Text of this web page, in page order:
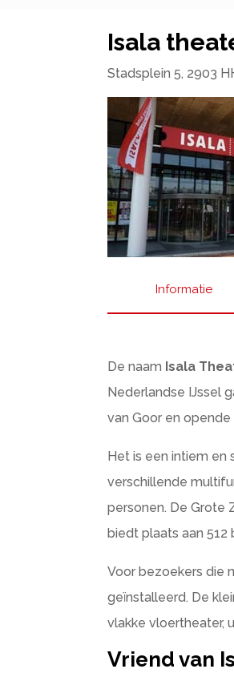
Isala
Stadsplein 5, 2903
Informatie
De naam Isala
Nederlandse IJssel
van Goor en
Het is een intiem en
verschillende
personen. De Grote
biedt plaats aan
Voor bezoekers die
geïnstalleerd. De
vlakke vloertheater,
Vriend van